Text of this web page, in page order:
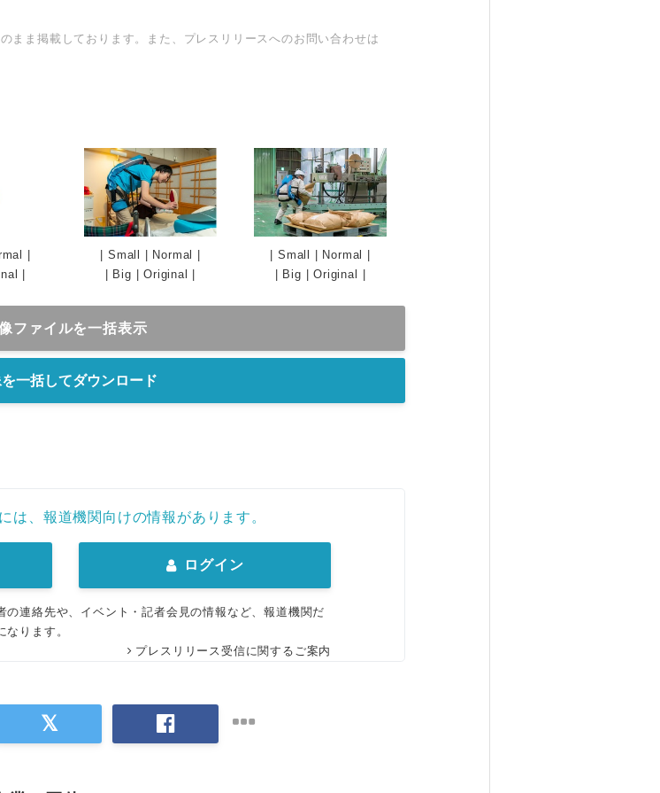
まま掲載しております。また、プレスリリースへのお問い合わせは
Small Normal
Big |Original
Small Normal
Big |Original
ファイルを一括表示
一括してダウンロード
は、報道機関向けの情報があります。
ログイン
の連絡先や、イベント・記者会見の情報など、報道機関だ
ります。
プレスリリース受信に関するご案内